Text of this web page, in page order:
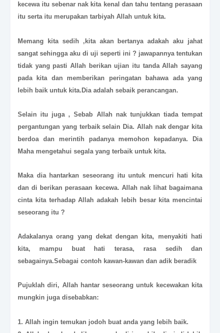
kecewa itu sebenar nak kita kenal dan tahu tentang perasaan
itu serta itu merupakan tarbiyah Allah untuk kita.
Memang kita sedih ,kita akan bertanya adakah aku jahat
sangat sehingga aku di uji seperti ini ? jawapannya tentukan
tidak yang pasti Allah berikan ujian itu tanda Allah sayang
pada kita dan memberikan peringatan bahawa ada yang
lebih baik untuk kita.Dia adalah sebaik perancangan.
Selain itu juga , Sebab Allah nak tunjukkan tiada tempat
pergantungan yang terbaik selain Dia. Allah nak dengar kita
berdoa dan merintih padanya memohon kepadanya. Dia
Maha mengetahui segala yang terbaik untuk kita.
Maka dia hantarkan seseorang itu untuk mencuri hati kita
dan di berikan perasaan kecewa. Allah nak lihat bagaimana
cinta kita terhadap Allah adakah lebih besar kita mencintai
seseorang itu ?
Adakalanya orang yang dekat dengan kita, menyakiti hati
kita, mampu buat hati terasa, rasa sedih dan
sebagainya.Sebagai contoh kawan-kawan dan adik beradik
Pujuklah diri, Allah hantar seseorang untuk kecewakan kita
mungkin juga disebabkan:
1. Allah ingin temukan jodoh buat anda yang lebih baik.